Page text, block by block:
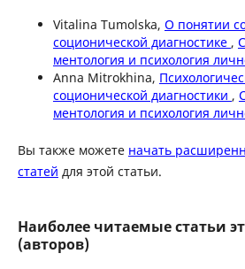
Vitalina Tumolska, О понятии
соционической диагностике ,
ментология и психология
Anna Mitrokhina,
соционической диагностики ,
ментология и психология
Вы также можете начать
статей для этой статьи.
Наиболее читаемые статьи
(авторов)